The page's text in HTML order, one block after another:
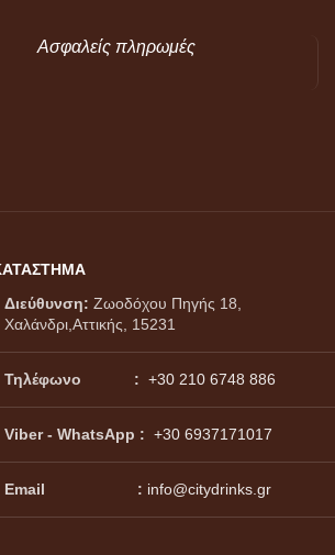
Ασφαλείς πληρωμές
Διεύθυνση: Ζωοδόχου Πηγής 18,
Χαλάνδρι,Αττικής, 15231
Τηλέφωνο : +30 210 6748 886
Viber - WhatsApp : +30 6937171017
Email : info@citydrinks.gr